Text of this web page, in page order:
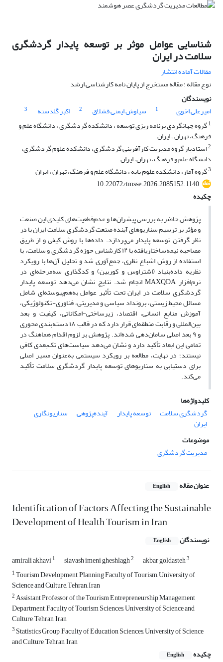
شناسایی عوامل موثر بر توسعه پایدار گردشگری
سلامت در ایران
مقالات آماده انتشار
نوع مقاله : مقاله مستخرج از پایان نامه کارشناسی ارشد
نویسندگان
امیرعلی اخوی
1 سیاوش ایمنی قشلاق 2 اکبر گلدسته
3
1گروه جهانگردی برنامه ریزی توسعه ، دانشکده گردشگری ، دانشگاه علم و
فرهنگ، تهران ، ایران
2استادیار گروه مدیریت کارآفرینی گردشگری، دانشکده علوم گردشگری،
دانشگاه علم و فرهنگ، تهران، ایران
3گروه آمار، دانشکده علوم پایه ، دانشگاه علم و فرهنگ، تهران ، ایران
10.22072/tmsse.2026.2085152.1140
چکیده
پژوهش حاضر به بررسی پیشران‌ها و عدم‌قطعیت‌های کلیدی این صنعت
و مؤثر بر ترسیم سناریوهای آینده صنعت گردشگری سلامت ایران با در
نظر گرفتن توسعه پایدار می‌پردازد. داده‌ها با روش کیفی و از طریق
مصاحبه نیمه‌ساختاریافته با ۱۲ کارشناس حوزه گردشگری و سلامت، با
استفاده از روش اشباع نظری، جمع‌آوری شد و تحلیل آن‌ها با رویکرد
نظریه داده‌بنیاد (اشتراوس و کوربین) و کدگذاری سه‌مرحله‌ای در
نرم‌افزار MAXQDA انجام شد. نتایج نشان می‌دهد توسعه پایدار
گردشگری سلامت در ایران تحت تأثیر عوامل به‌هم‌پیوسته‌ای شامل
مسائل محیط زیستی، برونداد سیاسی و مدیریتی، فناوری-تکنولوژیکی،
آموزش منابع انسانی، اقتصاد، زیرساختی-امکاناتی، کیفیت و بعد
بین‌المللی و رقابت منطقه‌ای قرار دارد که در قالب ۱۸ دسته‌بندی محوری
و ۹ بعد اصلی سامان‌دهی شده‌اند. پژوهش بر لزوم اقدام هماهنگ در
تمامی این ابعاد تأکید دارد و نشان می‌دهد سیاست‌های تک‌بعدی کافی
نیستند؛ در نهایت، مطالعه بر رویکرد سیستمی به‌عنوان مسیر اصلی
برای دستیابی به سناریوهای توسعه پایدار گردشگری سلامت تأکید
می‌کند.
کلیدواژه‌ها
گردشگری سلامت
توسعه پایدار آینده‌پژوهی سناریونگاری
ایران
موضوعات
مدیریت گردشگری
عنوان مقاله English
Identification of Factors Affecting the Sustainable
Development of Health Tourism in Iran
نویسندگان English
amirali akhavi1 siavash imeni gheshlagh2 akbar goldasteh3
1Tourism Development, Planning Faculty of Tourism, University of
Science and Culture, Tehran, Iran
2Assistant Professor of the Tourism Entrepreneurship Management
Department, Faculty of Tourism Sciences, University of Science and
Culture, Tehran, Iran
3 Statistics Group, Faculty of Education Sciences, University of Science
and Culture, Tehran, Iran
چکیده
English